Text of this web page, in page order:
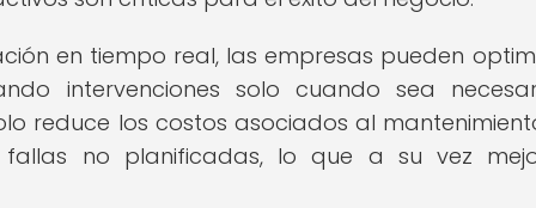
en tiempo real, las empresas pueden
intervenciones solo cuando sea
reduce los costos asociados al
no planificadas, lo que a su vez